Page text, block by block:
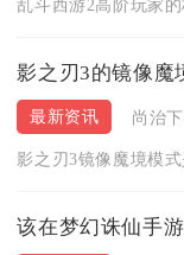
影之刃3的镜像魔
最新资讯 尚治
该在梦幻诛仙手